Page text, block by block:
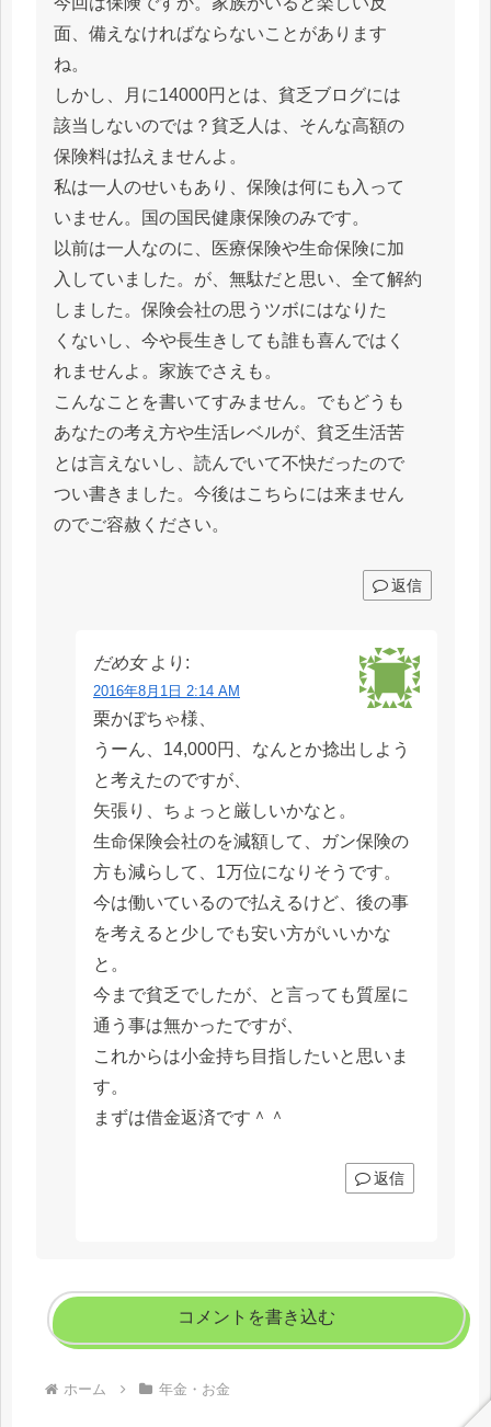
面、備えなければならないことがあります
ね。
しかし、月に14000円とは、貧乏ブログには
該当しないのでは？貧乏人は、そんな高額の
保険料は払えませんよ。
私は一人のせいもあり、保険は何にも入って
いません。国の国民健康保険のみです。
以前は一人なのに、医療保険や生命保険に加
入していました。が、無駄だと思い、全て解約
しました。保険会社の思うツボにはなりた
くないし、今や長生きしても誰も喜んではく
れませんよ。家族でさえも。
こんなことを書いてすみません。でもどうも
あなたの考え方や生活レベルが、貧乏生活苦
とは言えないし、読んでいて不快だったので
つい書きました。今後はこちらには来ません
のでご容赦ください。
返信
だめ女 より:
2016年8月1日 2:14 AM
栗かぼちゃ様、
うーん、14,000円、なんとか捻出しよう
と考えたのですが、
矢張り、ちょっと厳しいかなと。
生命保険会社のを減額して、ガン保険の
方も減らして、1万位になりそうです。
今は働いているので払えるけど、後の事
を考えると少しでも安い方がいいかな
と。
今まで貧乏でしたが、と言っても質屋に
通う事は無かったですが、
これからは小金持ち目指したいと思いま
す。
まずは借金返済です＾＾
返信
コメントを書き込む
ホーム 年金・お金